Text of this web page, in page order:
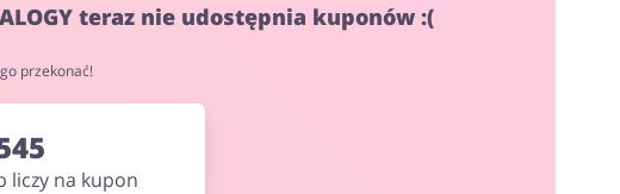
teraz nie udostępnia kuponów :(
przekonać!
liczy na kupon